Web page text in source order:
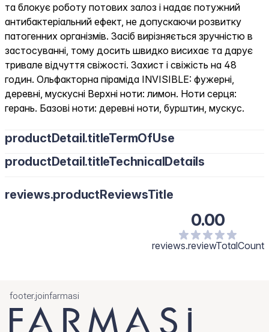
та блокує роботу потових залоз і надає потужний
антибактеріальний ефект, не допускаючи розвитку
патогенних організмів. Засіб вирізняється зручністю в
застосуванні, тому досить швидко висихає та дарує
тривале відчуття свіжості. Захист і свіжість на 48
годин. Ольфакторна піраміда INVISIBLE: фужерні,
деревні, мускусні Верхні ноти: лимон. Ноти серця:
герань. Базові ноти: деревні ноти, бурштин, мускус.
productDetail.titleTermOfUse
productDetail.titleTechnicalDetails
reviews.productReviewsTitle
0.00
reviews.reviewTotalCount
footer.joinfarmasi